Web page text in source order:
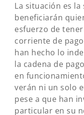
La situación es
beneficiarán
esfuerzo de
corriente de
han hecho lo
la cadena de
en
verán ni un solo
pese a que han
particular en su